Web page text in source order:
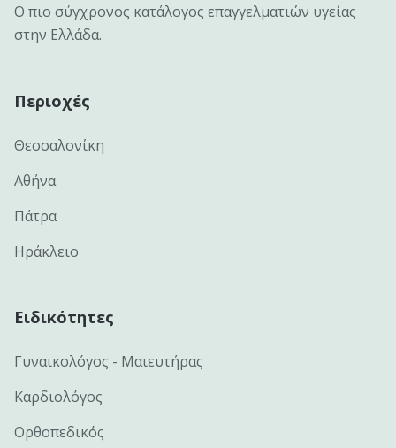
Ο πιο σύγχρονος κατάλογος επαγγελματιών υγείας
στην Ελλάδα.
Περιοχές
Θεσσαλονίκη
Αθήνα
Πάτρα
Ηράκλειο
Ειδικότητες
Γυναικολόγος - Μαιευτήρας
Καρδιολόγος
Ορθοπεδικός